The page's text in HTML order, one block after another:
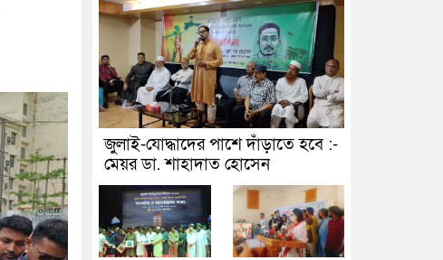
জুলাই-যোদ্ধাদের পাশে দাঁড়াতে হবে :-
মেয়র ডা. শাহাদাত হোসেন